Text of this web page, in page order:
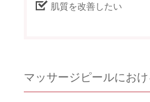
肌質を改善したい
マッサージピールにお